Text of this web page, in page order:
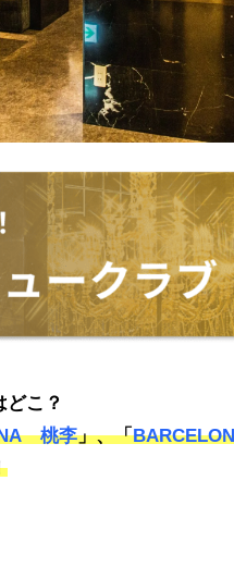
こ？
桃李」、「